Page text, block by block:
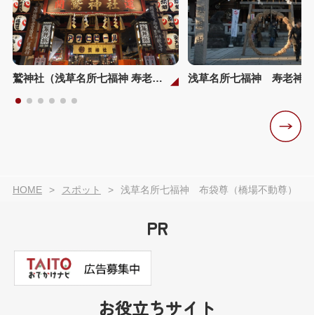
鷲神社（浅草名所七福神 寿老人）
HOME スポット 浅草名所七福神 布袋尊（橋場不動尊）
PR
お役立ちサイト